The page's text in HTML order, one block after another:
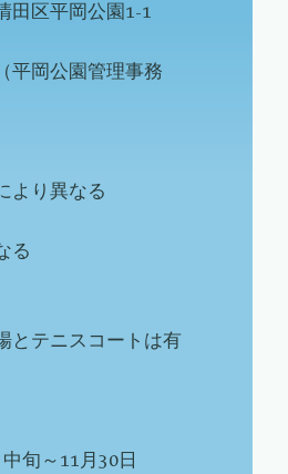
田区平岡公園1-1
平岡公園管理事務
より異なる
る
とテニスコートは有
旬～11月30日